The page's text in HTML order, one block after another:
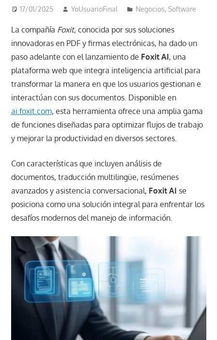
17/01/2025 YoUsuarioFinal Negocios,Software
La compañía Foxit, conocida por sus soluciones
innovadoras en PDF y firmas electrónicas, ha dado un
paso adelante con el lanzamiento de Foxit AI, una
plataforma web que integra inteligencia artificial para
transformar la manera en que los usuarios gestionan e
interactúan con sus documentos. Disponible en
ai.foxit.com, esta herramienta ofrece una amplia gama
de funciones diseñadas para optimizar flujos de trabajo
y mejorar la productividad en diversos sectores.
Con características que incluyen análisis de
documentos, traducción multilingüe, resúmenes
avanzados y asistencia conversacional, Foxit AI se
posiciona como una solución integral para enfrentar los
desafíos modernos del manejo de información.